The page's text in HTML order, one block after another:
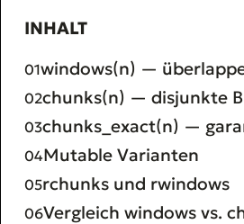
INHALT
windows(n) —
chunks(n) — disjunkte
chunks_exact(n) —
Mutable Varianten
rchunks und rwindows
Vergleich windows vs.